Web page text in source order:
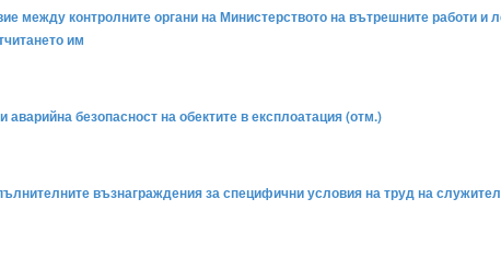
между контролните органи на Министерството на вътрешните работи и
им
безопасност на обектите в експлоатация (отм.)
възнаграждения за специфични условия на труд на